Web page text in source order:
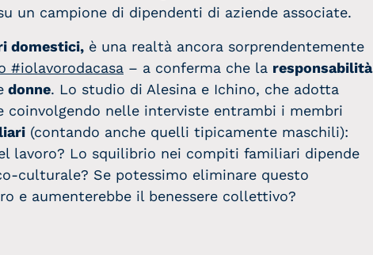
un campione di dipendenti di aziende associate.
domestici, è una realtà ancora sorprendentemente
#iolavorodacasa – a conferma che la responsabilità
donne. Lo studio di Alesina e Ichino, che adotta
coinvolgendo nelle interviste entrambi i membri
(contando anche quelli tipicamente maschili):
lavoro? Lo squilibrio nei compiti familiari dipende
culturale? Se potessimo eliminare questo
e aumenterebbe il benessere collettivo?